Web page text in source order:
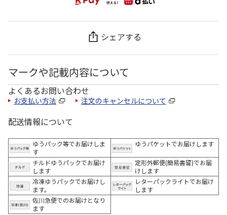
シェアする
マークや記載内容について
よくあるお問い合わせ
お支払い方法 注文のキャンセルについて
配送情報について
ゆうパック等でお届けしま
す
ゆうパケットでお届けします
チルドゆうパックでお届け
します
定形外郵便(簡易書留)でお届
けします
冷凍ゆうパックでお届けし
ます。
レターパックライトでお届け
します
佐川急便でのお届けとなり
ます